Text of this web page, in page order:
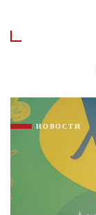
НОВОСТИ